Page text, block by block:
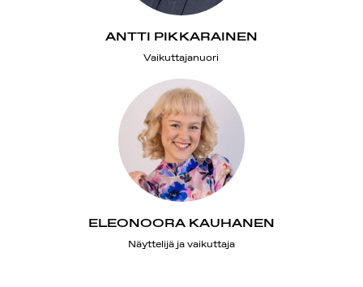
ANTTI PIKKARAINEN
Vaikuttajanuori
ELEONOORA KAUHANEN
Näyttelijä ja vaikuttaja